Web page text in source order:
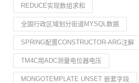
REDUCE实现数组求和
全国行政区域划分街道MYSQL数据
SPRING配置CONSTRUCTOR-ARG注解
TM4C用ADC测量电位器电压
MONGOTEMPLATE UNSET 嵌套字段